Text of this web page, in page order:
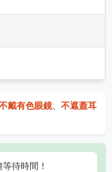
戴有色眼鏡、 不遮蓋耳
待時間！